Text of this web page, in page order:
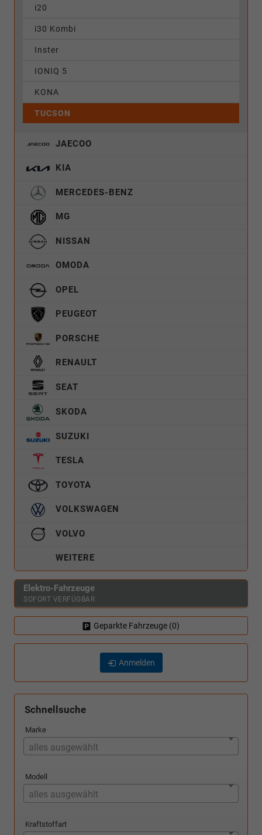
i20
i30 Kombi
Inster
IONIQ 5
KONA
TUCSON
JAECOO
KIA
MERCEDES-BENZ
MG
NISSAN
OMODA
OPEL
PEUGEOT
PORSCHE
RENAULT
SEAT
SKODA
SUZUKI
TESLA
TOYOTA
VOLKSWAGEN
VOLVO
WEITERE
Elektro-Fahrzeuge
SOFORT VERFÜGBAR
Geparkte Fahrzeuge (0)
Anmelden
Schnellsuche
Marke
alles ausgewählt
Modell
alles ausgewählt
Kraftstoffart